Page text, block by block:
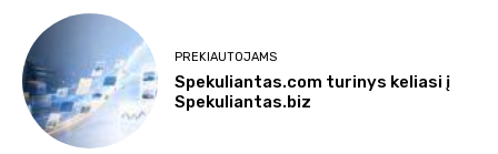
PREKIAUTOJAMS
Spekuliantas.com turinys keliasi į
Spekuliantas.biz